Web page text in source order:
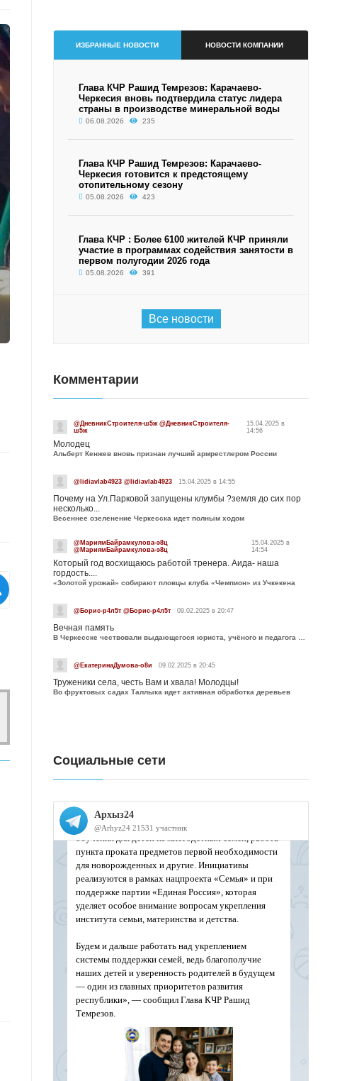
ИЗБРАННЫЕ НОВОСТИ НОВОСТИ КОМПАНИИ
Глава КЧР Рашид Темрезов: Карачаево-
Черкесия вновь подтвердила статус лидера
страны в производстве минеральной воды
06.08.2026 235
Глава КЧР Рашид Темрезов: Карачаево-
Черкесия готовится к предстоящему
отопительному сезону
05.08.2026 423
Глава КЧР : Более 6100 жителей КЧР приняли
участие в программах содействия занятости в
первом полугодии 2026 года
05.08.2026 391
Все новости
Комментарии
@ДневникСтроителя-ш5ж @ДневникСтроителя-
ш5ж
15.04.2025 в
14:56
Молодец
Альберт Кенжев вновь признан лучший армрестлером России
@lidiavlab4923 @lidiavlab4923 15.04.2025 в 14:55
Почему на Ул.Парковой запущены клумбы ?земля до сих пор
несколько...
Весеннее озеленение Черкесска идет полным ходом
@МариямБайрамкулова-э8ц
@МариямБайрамкулова-э8ц
15.04.2025 в
14:54
Который год восхищаюсь работой тренера. Аида- наша
гордость....
«Золотой урожай» собирают пловцы клуба «Чемпион» из Учкекена
@Борис-р4л5т @Борис-р4л5т 09.02.2025 в 20:47
Вечная память
@ЕкатеринаДумова-о8и 09.02.2025 в 20:45
Труженики села, честь Вам и хвала! Молодцы!
Во фруктовых садах Таллыка идет активная обработка деревьев
Социальные сети